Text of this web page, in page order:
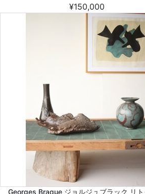
¥150,000
Georges Braque ジョルジュブラック リ